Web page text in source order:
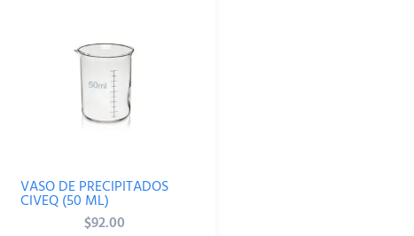
VASO DE PRECIPITADOS
CIVEQ (50 ML)
$92.00